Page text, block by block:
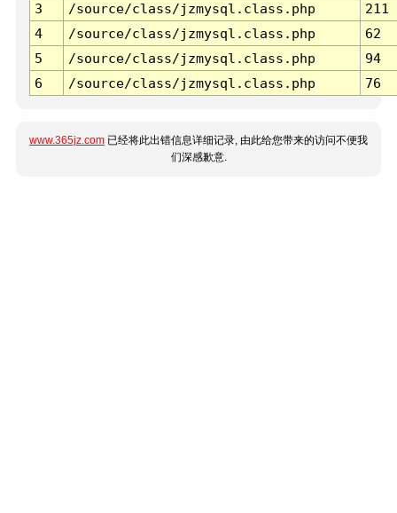
3 /source/class/jzmysql.class.php
211
4
/source/class/jzmysql.class.php
62
5
/source/class/jzmysql.class.php
94
6
/source/class/jzmysql.class.php 76
www.365jz.com 已经将此出错信息详细记录, 由此给您带来的访问不便我
们深感歉意.